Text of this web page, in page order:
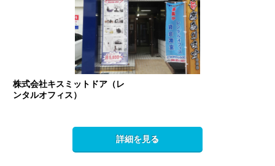
株式会社キスミットドア（レ
ンタルオフィス）
詳細を見る